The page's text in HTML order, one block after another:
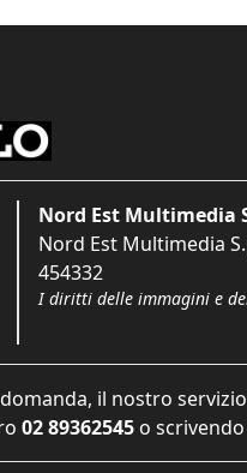
Nord Est Multimedia
Nord Est Multimedia
454332
I diritti delle immagini e
il nostro
02 89362545 o